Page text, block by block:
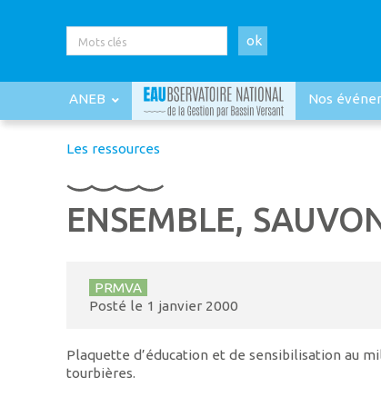
ok
ANEB Nos
Les ressources
ENSEMBLE,
PRMVA
Posté le 1 janvier 2000
Plaquette d’éducation et de sensibilisation au
tourbières.